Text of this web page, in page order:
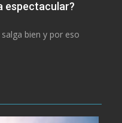
espectacular?
bien y por eso